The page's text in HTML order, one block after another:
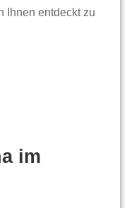
Ihnen entdeckt zu
im